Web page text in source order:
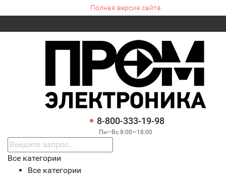
Полная версия сайта
8-800-333-19-98
Пн—Вс 8:00—18:00
Все категории
Все категории